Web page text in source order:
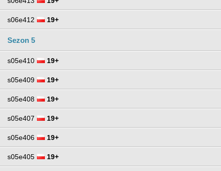
s06e412 19+
Sezon 5
s05e410 19+
s05e409 19+
s05e408 19+
s05e407 19+
s05e406 19+
s05e405 19+